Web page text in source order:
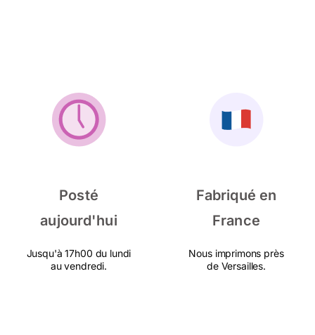
Posté
aujourd'hui
Jusqu'à 17h00 du lundi
au vendredi.
Fabriqué en
France
Nous imprimons près
de Versailles.